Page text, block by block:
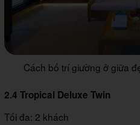
Cách bố trí giường ở giữa
2.4 Tropical Deluxe Twin
Tối đa: 2 khách